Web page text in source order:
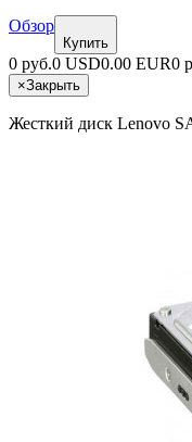
Обзор
Купить
0 руб.0 USD0.00 EUR0
×Закрыть
Жесткий диск Lenovo